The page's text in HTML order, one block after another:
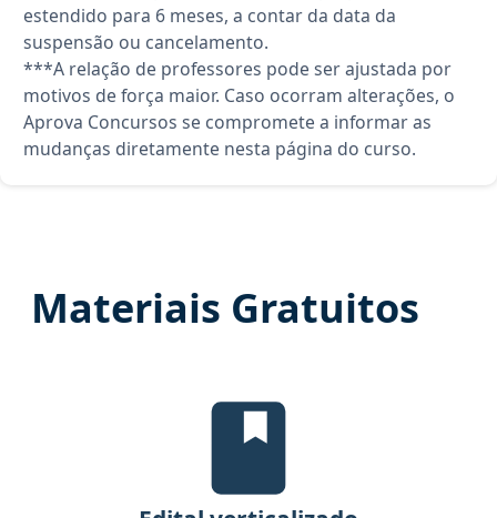
estendido para 6 meses, a contar da data da
suspensão ou cancelamento.
***A relação de professores pode ser ajustada por
motivos de força maior. Caso ocorram alterações, o
Aprova Concursos se compromete a informar as
mudanças diretamente nesta página do curso.
Materiais Gratuitos
Edital Verticalizado, material